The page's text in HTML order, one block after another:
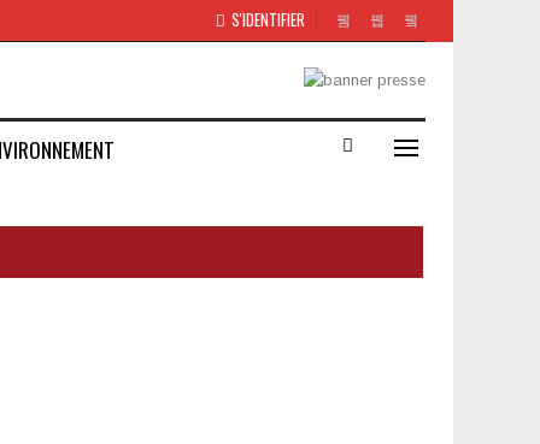
S'IDENTIFIER